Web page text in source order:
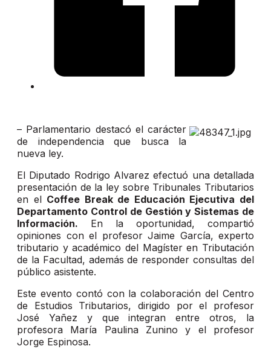
– Parlamentario destacó el carácter
de independencia que busca la
nueva ley.
El Diputado Rodrigo Alvarez efectuó una detallada
presentación de la ley sobre Tribunales Tributarios
en el Coffee Break de Educación Ejecutiva del
Departamento Control de Gestión y Sistemas de
Información. En la oportunidad, compartió
opiniones con el profesor Jaime García, experto
tributario y académico del Magíster en Tributación
de la Facultad, además de responder consultas del
público asistente.
Este evento contó con la colaboración del Centro
de Estudios Tributarios, dirigido por el profesor
José Yañez y que integran entre otros, la
profesora María Paulina Zunino y el profesor
Jorge Espinosa.